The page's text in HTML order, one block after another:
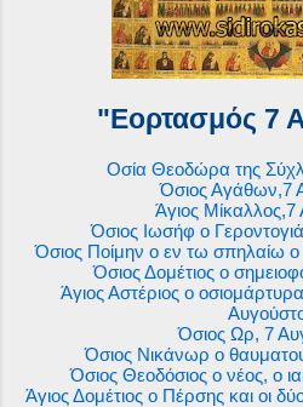
"Εορτασμός 7
Οσία Θεοδώρα της
Όσιος Αγάθων,7
Άγιος Μίκαλλος,7
Όσιος Ιωσήφ ο
Όσιος Ποίμην ο εν τω σπηλαίω
Όσιος Δομέτιος ο
Άγιος Αστέριος ο
Όσιος Ωρ, 7
Όσιος Νικάνωρ ο
Όσιος Θεοδόσιος ο νέος, ο
Άγιος Δομέτιος ο Πέρσης και οι